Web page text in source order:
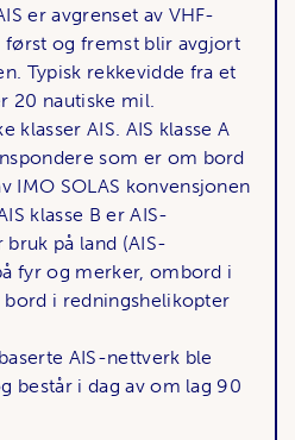
er avgrenset av VHF-
først og fremst blir avgjort
Typisk rekkevidde fra et
20 nautiske mil.
klasser AIS. AIS klasse A
som er om bord
IMO SOLAS konvensjonen
klasse B er AIS-
på land (AIS-
fyr og merker, ombord i
i redningshelikopter
AIS-nettverk ble
består i dag av om lag 90